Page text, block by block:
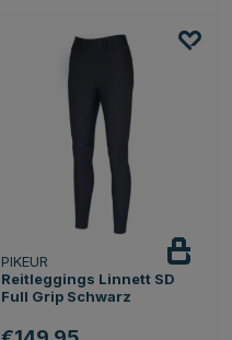
PIKEUR
Reitleggings Linnett SD
Full Grip Schwarz